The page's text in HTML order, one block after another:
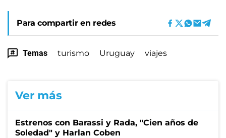
Para compartir en redes
Temas turismo Uruguay viajes
Ver más
Estrenos con Barassi y Rada, "Cien años de
Soledad" y Harlan Coben